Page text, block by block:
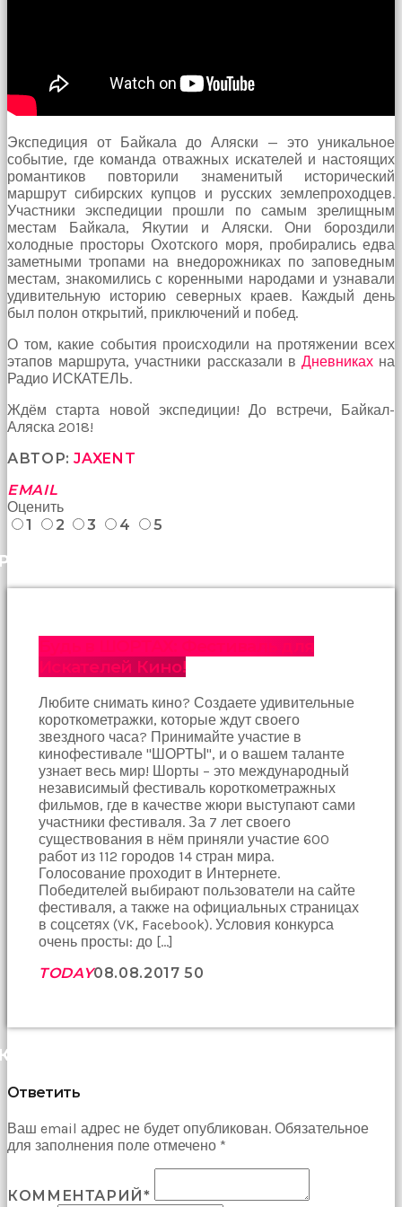
ortadan
kaybolduğunda
evde
oda
oda
gezerek
onu
aramaya
başladım
brazzers
Onu
banyoda
gördüğümde
memelerinin
selfie
çekerken
yakaladım
Bir
süre
onu
fakat
benim
onu
yanıyor
olduğu
tutup
çekti
kızmaya
başladı
hikayeleri
Onun
derdinin
benim
için
çıkardım
ağzına
dayayıp
porno
Экспедиция от Байкала до Аляски — это уникальное
событие, где команда отважных искателей и настоящих
романтиков повторили знаменитый исторический
маршрут сибирских купцов и русских землепроходцев.
Участники экспедиции прошли по самым зрелищным
местам Байкала, Якутии и Аляски. Они бороздили
холодные просторы Охотского моря, пробирались едва
заметными тропами на внедорожниках по заповедным
местам, знакомились с коренными народами и узнавали
удивительную историю северных краев. Каждый день
был полон открытий, приключений и побед.
О том, какие события происходили на протяжении всех
этапов маршрута, участники рассказали в Дневникахна
Радио ИСКАТЕЛЬ.
Ждём старта новой экспедиции! До встречи, Байкал-
Аляска 2018!
АВТОР:JAXENT
EMAIL
Оценить
1
2 3 4 5
Искателей Кино!
Любите снимать кино? Создаете удивительные
короткометражки, которые ждут своего
звездного часа? Принимайте участие в
кинофестивале "ШОРТЫ", и о вашем таланте
узнает весь мир! Шорты – это международный
независимый фестиваль короткометражных
фильмов, где в качестве жюри выступают сами
участники фестиваля. За 7 лет своего
существования в нём приняли участие 600
работ из 112 городов 14 стран мира.
Голосование проходит в Интернете.
Победителей выбирают пользователи на сайте
фестиваля, а также на официальных страницах
в соцсетях (VK, Facebook). Условия конкурса
очень просты: до […]
TODAY08.08.2017 50
(0)
Ответить
Ваш email адрес не будет опубликован. Обязательное
для заполнения поле отмечено *
КОММЕНТАРИЙ*